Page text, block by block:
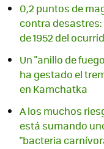
0,2 puntos de
contra
de 1952 del
Un "anillo de
ha gestado el
en Kamchatka
A los muchos
está sumando
"bacteria